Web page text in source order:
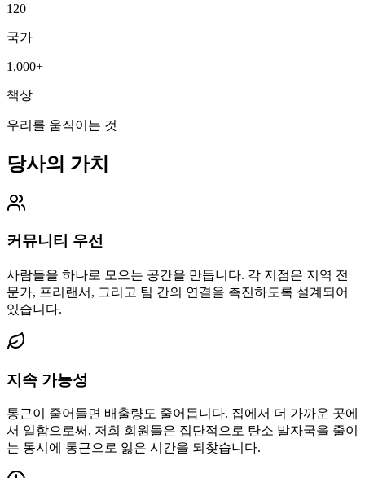
120
국가
1,000+
책상
우리를 움직이는 것
당사의 가치
커뮤니티 우선
사람들을 하나로 모으는 공간을 만듭니다. 각 지점은 지역 전
문가, 프리랜서, 그리고 팀 간의 연결을 촉진하도록 설계되어
있습니다.
지속 가능성
통근이 줄어들면 배출량도 줄어듭니다. 집에서 더 가까운 곳에
서 일함으로써, 저희 회원들은 집단적으로 탄소 발자국을 줄이
는 동시에 통근으로 잃은 시간을 되찾습니다.